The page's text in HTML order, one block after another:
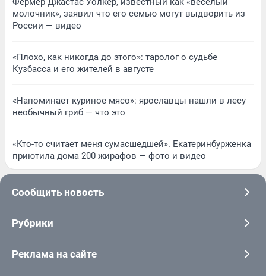
молочник», заявил что его семью могут выдворить из
России — видео
«Плохо, как никогда до этого»: таролог о судьбе
Кузбасса и его жителей в августе
«Напоминает куриное мясо»: ярославцы нашли в лесу
необычный гриб — что это
«Кто-то считает меня сумасшедшей». Екатеринбурженка
приютила дома 200 жирафов — фото и видео
Сообщить новость
Рубрики
Реклама на сайте